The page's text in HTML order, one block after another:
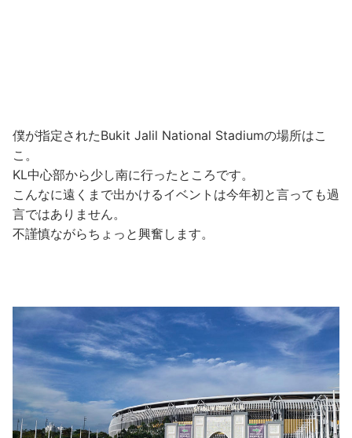
僕が指定されたBukit Jalil National Stadiumの場所はこ
こ。
KL中心部から少し南に行ったところです。
こんなに遠くまで出かけるイベントは今年初と言っても過
言ではありません。
不謹慎ながらちょっと興奮します。